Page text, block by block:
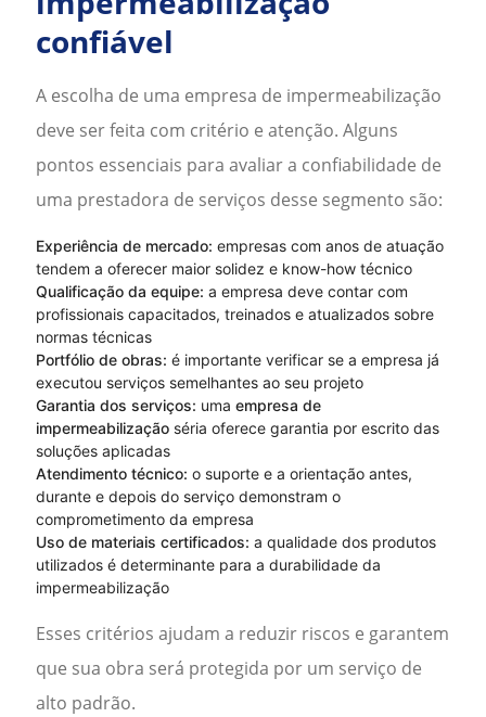
confiável
A escolha de uma empresa de impermeabilização
deve ser feita com critério e atenção. Alguns
pontos essenciais para avaliar a confiabilidade de
uma prestadora de serviços desse segmento são:
Experiência de mercado: empresas com anos de atuação
tendem a oferecer maior solidez e know-how técnico
Qualificação da equipe: a empresa deve contar com
profissionais capacitados, treinados e atualizados sobre
normas técnicas
Portfólio de obras: é importante verificar se a empresa já
executou serviços semelhantes ao seu projeto
Garantia dos serviços: uma empresa de
impermeabilizaçãoséria oferece garantia por escrito das
soluções aplicadas
Atendimento técnico: o suporte e a orientação antes,
durante e depois do serviço demonstram o
comprometimento da empresa
Uso de materiais certificados: a qualidade dos produtos
utilizados é determinante para a durabilidade da
impermeabilização
Esses critérios ajudam a reduzir riscos e garantem
que sua obra será protegida por um serviço de
alto padrão.